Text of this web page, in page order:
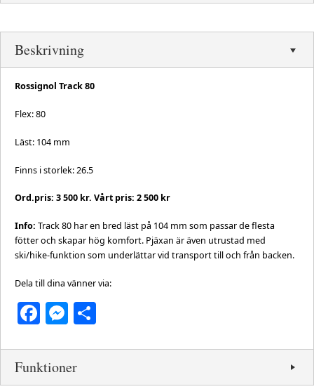
Beskrivning
Rossignol Track 80
Flex: 80
Läst: 104 mm
Finns i storlek: 26.5
Ord.pris: 3 500 kr. Vårt pris: 2 500 kr
Info: Track 80 har en bred läst på 104 mm som passar de flesta
fötter och skapar hög komfort. Pjäxan är även utrustad med
ski/hike-funktion som underlättar vid transport till och från backen.
Dela till dina vänner via:
Facebook
Messenger
Funktioner